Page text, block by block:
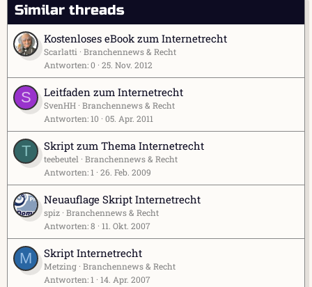
Similar threads
Kostenloses eBook zum Internetrecht
Scarlatti
Branchennews & Recht
Antworten 0 25. Nov. 2012
S Leitfaden zum Internetrecht
SvenHH Branchennews & Recht
Antworten 10 05. Apr. 2011
T Skript zum Thema Internetrecht
teebeutel
Branchennews & Recht
Antworten 1 26. Feb. 2009
Neuauflage Skript Internetrecht
spiz Branchennews & Recht
Antworten 8 11. Okt. 2007
M Skript Internetrecht
Metzing Branchennews & Recht
Antworten 1 14. Apr. 2007